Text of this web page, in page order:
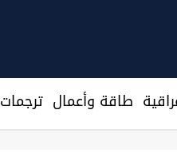
طاقة وأعمال ترجمات